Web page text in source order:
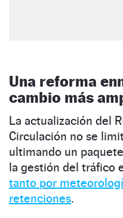
Una reforma
cambio más
La actualización del
Circulación no se
ultimando un
la gestión del tráfico
tanto por
retenciones.